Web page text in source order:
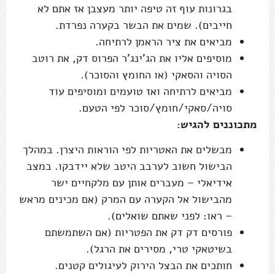
בגרונות עוף זה טיפה יותר מעצבן אז אתם לא
חייבים). שמים את הבשר בקערה נפרדת.
מביאים את ציר הראמן לרתיחה.
מוסיפים אליו את הג'ינג'ר הפרוס דק, את רוטב
הסויה והסאקי (או החומץ והסוכר).
מביאים לרתיחה ואז טועמים ומוסיפים עוד
סויה/סאקי/חומץ/סוכר לפי הטעם.
מתכוננים להגיש:
מבשלים את האטריות לפי הוראות היצרן. במהלך
הבישול חשוב לערבב היטב שלא יידבקו. במצב
אידיאלי – מעברים אותן עם מלקחיים ישר
מהבישול אל הקערה עם המרק (אם מכינים מראש
– ראו: לפני שאתם שואלים).
פורסים דק דק את הפטריות (אם השתמשתם
בשיטאקי טרי, מסירים את הרגל).
חותכים את הבצל הירוק לעיגולים קטנים.